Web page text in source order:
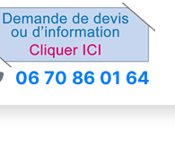
les grandes superficies
06 70 86 01 64